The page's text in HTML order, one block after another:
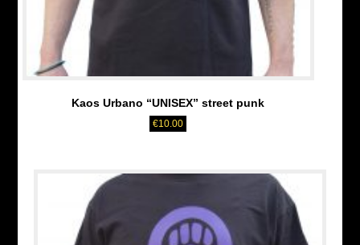
Kaos Urbano “UNISEX” street punk
€10.00